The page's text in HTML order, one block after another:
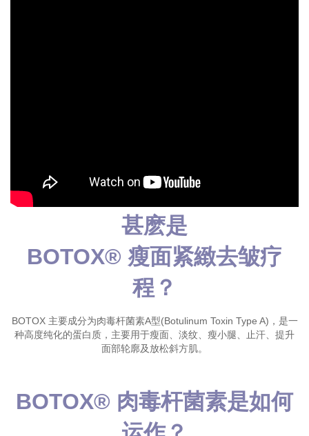
甚麽是
BOTOX® 瘦面紧緻去皱疗
程？
BOTOX 主要成分为肉毒杆菌素A型(Botulinum Toxin Type A)，是一
种高度纯化的蛋白质，主要用于瘦面、淡纹、瘦小腿、止汗、提升
面部轮廓及放松斜方肌。
BOTOX® 肉毒杆菌素是如何